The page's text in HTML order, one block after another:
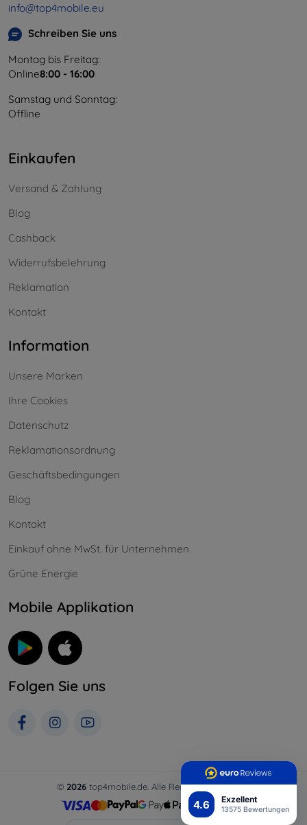
4.6 Exzellent
13575 Bewertungen
info@top4mobile.eu
Schreiben Sie uns
Montag bis Freitag:
Online8:00 - 16:00
Samstag und Sonntag:
Offline
Einkaufen
Versand & Zahlung
Blog
Cashback
Widerrufsbelehrung
Reklamation
Kontakt
Information
Unsere Marken
Ihre Cookies
Datenschutz
Reklamationsordnung
Geschäftsbedingungen
Blog
Kontakt
Einkauf ohne MwSt. für Unternehmen
Grüne Energie
Mobile Applikation
Folgen Sie uns
© 2026 top4mobile.de. Alle Rechte vorbehalten.